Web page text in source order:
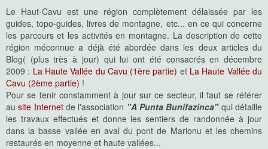
Le Haut-Cavu est une région complètement délaissée par les
guides, topo-guides, livres de montagne, etc... en ce qui concerne
les parcours et les activités en montagne. La description de cette
région méconnue a déjà été abordée dans les deux articles du
Blog( (plus très à jour) qui lui ont été consacrés en décembre
2009 : La Haute Vallée du Cavu (1ère partie) et La Haute Vallée du
Cavu (2ème partie) !
Pour se tenir constamment à jour sur ce secteur, il faut se référer
ausite Internetde l'association "A Punta Bunifazinca"qui détaille
les travaux effectués et donne les sentiers de randonnée à jour
dans la basse vallée en aval du pont de Marionu et les chemins
restaurés en moyenne et haute vallées...